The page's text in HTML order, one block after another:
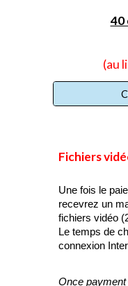
40
(au
Fichiers
Une fois le
recevrez un
fichiers vidéo
Le temps de
connexion
Once